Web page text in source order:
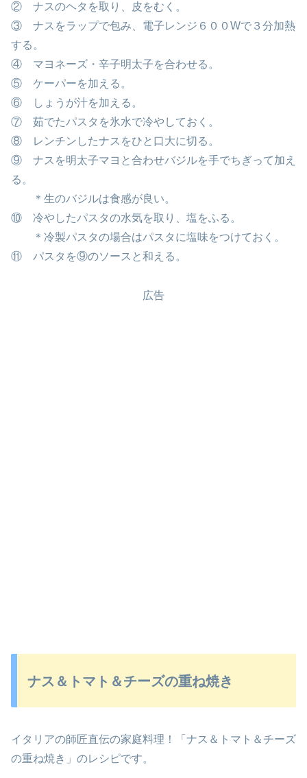
② ナスのヘタを取り、皮をむく。
③ ナスをラップで包み、電子レンジ６００Wで３分加熱
する。
④ マヨネーズ・辛子明太子を合わせる。
⑤ ケーパーを加える。
⑥ しょうが汁を加える。
⑦ 茹でたパスタを氷水で冷やしておく。
⑧ レンチンしたナスをひと口大に切る。
⑨ ナスを明太子マヨと合わせバジルを手でちぎって加え
る。
＊生のバジルは食感が良い。
⑩ 冷やしたパスタの水気を取り、塩をふる。
＊冷製パスタの場合はパスタに塩味をつけておく。
⑪ パスタを⑨のソースと和える。
広告
ナス＆トマト＆チーズの重ね焼き
イタリアの師匠直伝の家庭料理！「ナス＆トマト＆チーズ
の重ね焼き」のレシピです。